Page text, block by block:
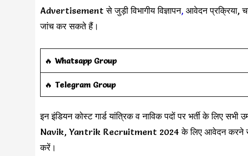
Advertisement से जुड़ी विभागीय विज्ञापन, आवेदन प्रक्रिया,
जांच कर सकते हैं।
‎️‍🔥 Whatsapp Group
‎️‍🔥 Telegram Group
इन इंडियन कोस्ट गार्ड यांत्रिक व नाविक पदों पर भर्ती के लिए
Navik, Yantrik Recruitment 2024 के लिए आवेदन करने से
करें।